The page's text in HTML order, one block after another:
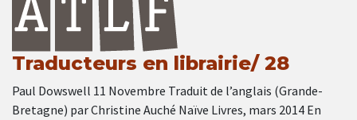
Traducteurs en librairie/ 28
Paul Dowswell 11 Novembre Traduit de l’anglais (Grande-
Bretagne) par Christine Auché Naïve Livres, mars 2014 En